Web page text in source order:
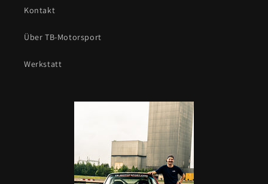
Kontakt
Über TB-Motorsport
Werkstatt